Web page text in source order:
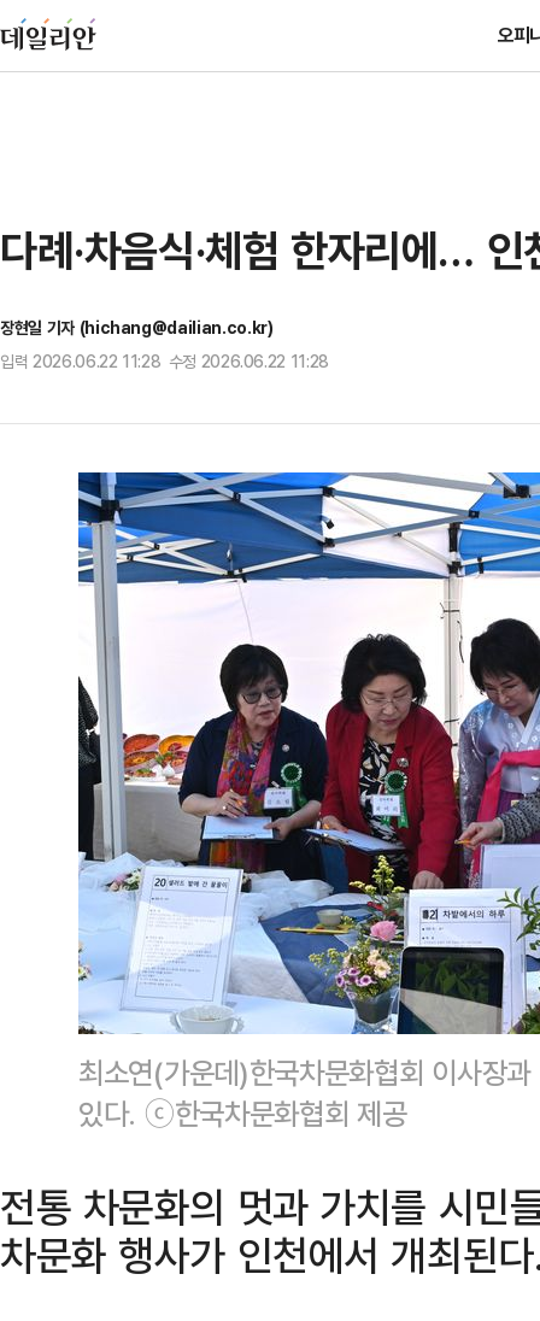
오피
다례·차음식·체험 한자리에… 인
장현일 기자 (hichang@dailian.co.kr)
입력 2026.06.22 11:28 수정 2026.06.22 11:28
최소연(가운데)한국차문화협회 이사장
있다. ⓒ한국차문화협회 제공
전통 차문화의 멋과 가치를 시민
차문화 행사가 인천에서 개최된